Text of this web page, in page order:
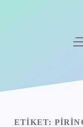
ETIKET: